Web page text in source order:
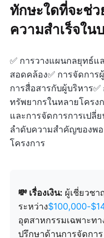
ทักษะใดที่จะช่
ความสำเร็จใน
✅ การวางแผนกลยุทธ์แ
สอดคล้อง✅ การจัดการ
การสื่อสารกับผู้บริหาร
ทรัพยากรในหลายโครง
และการจัดการการเปลี่
ลำดับความสำคัญของพ
โครงการ
💸 เรื่องเงิน: ผู้เชี่ยวช
ระหว่าง$100,000-
อุตสาหกรรมเฉพาะท
ปรึกษาด้านการจัดกา